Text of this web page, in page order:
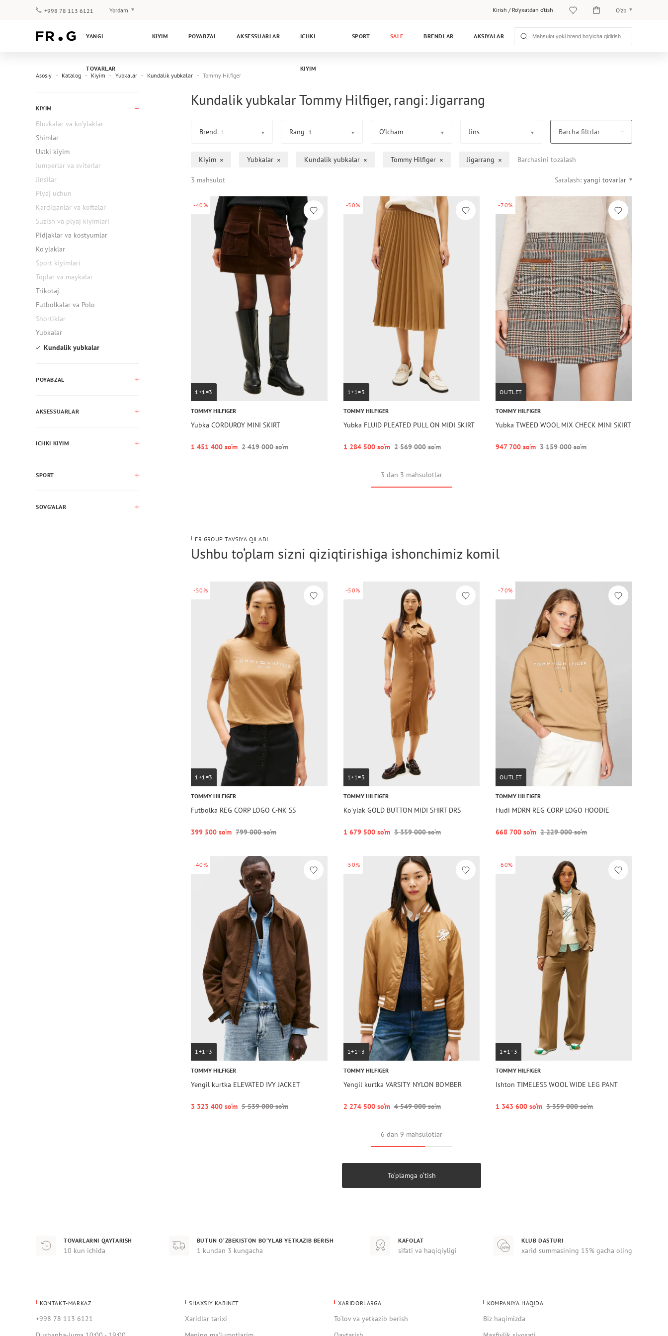
+998 78 113 6121 Yordam
Kafolat
Kirish / Ro‘yxatdan o‘tish O‘zb
Рус
YANGI
TOVARLAR
KIYIM POYABZAL AKSESSUARLAR ICHKI
KIYIM
SPORT SALE BRENDLAR AKSIYALAR
Asosiy Katalog Kiyim Yubkalar Kundalik yubkalar Tommy Hilfiger
KIYIM
Bluzkalar va ko'ylaklar
Shimlar
Ustki kiyim
Jumperlar va sviterlar
Jinsilar
Plyaj uchun
Kardiganlar va koftalar
Suzish va plyaj kiyimlari
Pidjaklar va kostyumlar
Ko'ylaklar
Sport kiyimlari
Toplar va maykalar
Trikotaj
Futbolkalar va Polo
Shortiklar
Yubkalar
Kundalik yubkalar
POYABZAL
AKSESSUARLAR
ICHKI KIYIM
SPORT
SOVG’ALAR
Kundalik yubkalar Tommy Hilfiger, rangi: Jigarrang
Brend 1 Rang 1 O’lcham Jins Barcha filtrlar
Kiyim Yubkalar Kundalik yubkalar Tommy Hilfiger Jigarrang Barchasini tozalash
3 mahsulot Saralash: yangi tovarlar
-40%
1+1=3
TOMMY HILFIGER
Yubka CORDUROY MINI SKIRT
1 451 400 so‘m 2 419 000 so‘m
-50%
1+1=3
TOMMY HILFIGER
Yubka FLUID PLEATED PULL ON MIDI SKIRT
1 284 500 so‘m 2 569 000 so‘m
-70%
OUTLET
TOMMY HILFIGER
Yubka TWEED WOOL MIX CHECK MINI SKIRT
947 700 so‘m 3 159 000 so‘m
3 dan 3 mahsulotlar
FR GROUP TAVSIYA QILADI
Ushbu to‘plam sizni qiziqtirishiga ishonchimiz komil
-50%
1+1=3
TOMMY HILFIGER
Futbolka REG CORP LOGO C-NK SS
399 500 so‘m 799 000 so‘m
-50%
1+1=3
TOMMY HILFIGER
Koʻylak GOLD BUTTON MIDI SHIRT DRS
1 679 500 so‘m 3 359 000 so‘m
-70%
OUTLET
TOMMY HILFIGER
Hudi MDRN REG CORP LOGO HOODIE
668 700 so‘m 2 229 000 so‘m
-40%
1+1=3
TOMMY HILFIGER
Yengil kurtka ELEVATED IVY JACKET
3 323 400 so‘m 5 539 000 so‘m
-50%
1+1=3
TOMMY HILFIGER
Yengil kurtka VARSITY NYLON BOMBER
2 274 500 so‘m 4 549 000 so‘m
-60%
1+1=3
TOMMY HILFIGER
Ishton TIMELESS WOOL WIDE LEG PANT
1 343 600 so‘m 3 359 000 so‘m
6 dan 9 mahsulotlar
To‘plamga o‘tish
TOVARLARNI QAYTARISH
10 kun ichida
BUTUN O‘ZBEKISTON BO‘YLAB YETKAZIB BERISH
1 kundan 3 kungacha
KAFOLAT
sifati va haqiqiyligi
KLUB DASTURI
xarid summasining 15% gacha oling
KONTAKT-MARKAZ
+998 78 113 6121
SHAXSIY KABINET
Xaridlar tarixi
XARIDORLARGA
To‘lov va yetkazib berish
KOMPANIYA HAQIDA
Biz haqimizda